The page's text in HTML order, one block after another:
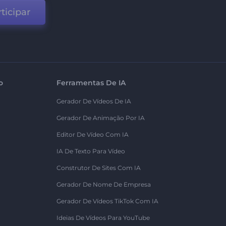
Ferramentas De IA
Gerador De Vídeos De IA
Gerador De Animação Por IA
Editor De Vídeo Com IA
IA De Texto Para Vídeo
Construtor De Sites Com IA
Gerador De Nome De Empresa
Gerador De Vídeos TikTok Com IA
Ideias De Vídeos Para YouTube